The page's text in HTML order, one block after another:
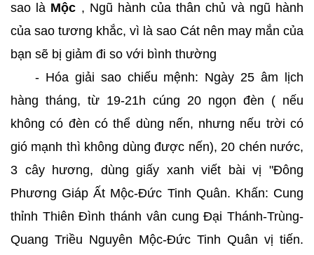
sao là Mộc , Ngũ hành của thân chủ và ngũ hành
của sao tương khắc, vì là sao Cát nên may mắn của
bạn sẽ bị giảm đi so với bình thường
- Hóa giải sao chiếu mệnh: Ngày 25 âm lịch
hàng tháng, từ 19-21h cúng 20 ngọn đèn ( nếu
không có đèn có thể dùng nến, nhưng nếu trời có
gió mạnh thì không dùng được nến), 20 chén nước,
3 cây hương, dùng giấy xanh viết bài vị "Đông
Phương Giáp Ất Mộc-Đức Tinh Quân. Khấn: Cung
thỉnh Thiên Đình thánh vân cung Đại Thánh-Trùng-
Quang Triều Nguyên Mộc-Đức Tinh Quân vị tiến.